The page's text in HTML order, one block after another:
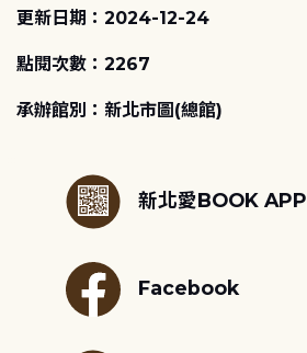
更新日期：2024-12-24
點閱次數：2267
承辦館別：新北市圖(總館)
新北愛BOOK APP
Facebook